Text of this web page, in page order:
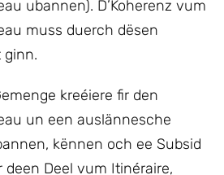
ubannen). D’Koherenz vum
muss duerch dësen
ginn.
kreéiere fir den
un een auslännesche
kënnen och ee Subsid
deen Deel vum Itinéraire,